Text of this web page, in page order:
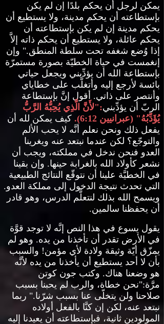
يمكن لرجل أن يحكم بلدًا إن لم يكن
بإستطاعته أن يحكم مدينة، ولا يستطيع أن
يحكم مدينة إن لم يكن بإستطاعته أن
يحكم عائلة، ولا يستطيع أن يحكم ذاته إلاَّ
إذا وُضع شغفه تحت سلطة المنطق." وإن
إنغمست في حياة الخطيّة بصورة مستمرّة
بإستطاعة الله أن يؤدِّبني ويجعل حياتي
بائسة لأرجع إليه وأتغلَّب على خطاياي
وأنتصر على ذاتي. أقول إنَّ بإستطاعة
الربّ أن يؤدِّبني:"لأَنَّ الَّذِي يُحِبُّهُ الرَّبُّ
يُؤَدِّبُهُ" (عبرانيين 6:12).
كيف يمكن لله أن
يفعل ذلك ونحن نعلم أنَّه لا يحب الألم
والتوجّع؟ لكن عندما نبتعد عنه ويغرينا
العدو فنحن ندخل في مملكته، ويجب أن
نشعر كأولاد الله بالغرابة حينها. وإن بقينا
في الخطيَّة علينا أن نتوقّع النتائج الطبيعية
التي تحدث نتيجة الدخول إلى مملكة العدو.
ويسمح الله بذلك لنتعلَّم الدرس، وهو قادر
أن يحفظنا سالمين.
يقول يسوع في هذا النص إنَّه لا توجد قوَّة
في الأرض تقدر أن تأخذنا من يده. وهو لم
يمزّق أيّة وثيقة ولادة لأي مؤمن! والسبب
بأن لا أحد يستطيع أن يأخذنا من يده لأنَّه
هو وضعنا هناك. وكتب جون كوتن
مرَّة:"نحن خطاة، والرب لم يحبنا بسبب
صلاحنا ولن يتخلّى عنا بسبب شرّنا." ربما
نبتعد عنه، لكن إن كنَّا بالفعل أولاده
المولودين ثانية، فبإستطاعته أن يعيدنا إليه